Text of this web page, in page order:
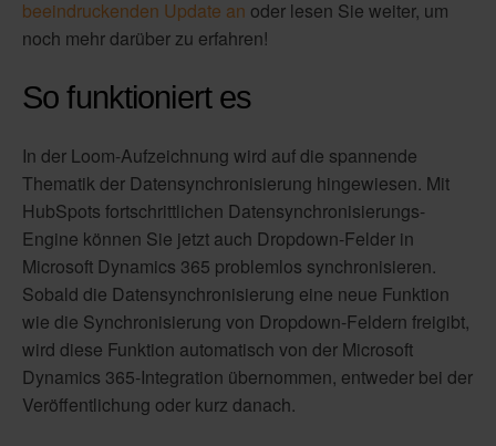
beeindruckenden Update an oder lesen Sie weiter, um
noch mehr darüber zu erfahren!
So funktioniert es
In der Loom-Aufzeichnung wird auf die spannende
Thematik der Datensynchronisierung hingewiesen. Mit
HubSpots fortschrittlichen Datensynchronisierungs-
Engine können Sie jetzt auch Dropdown-Felder in
Microsoft Dynamics 365 problemlos synchronisieren.
Sobald die Datensynchronisierung eine neue Funktion
wie die Synchronisierung von Dropdown-Feldern freigibt,
wird diese Funktion automatisch von der Microsoft
Dynamics 365-Integration übernommen, entweder bei der
Veröffentlichung oder kurz danach.